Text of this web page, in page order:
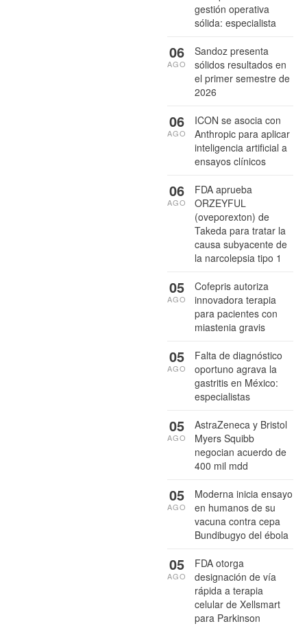
gestión operativa
sólida: especialista
Sandoz presenta
sólidos resultados en
el primer semestre de
2026
06
AGO
ICON se asocia con
Anthropic para aplicar
inteligencia artificial a
ensayos clínicos
06
AGO
FDA aprueba
ORZEYFUL
(oveporexton) de
Takeda para tratar la
causa subyacente de
la narcolepsia tipo 1
06
AGO
Cofepris autoriza
innovadora terapia
para pacientes con
miastenia gravis
05
AGO
Falta de diagnóstico
oportuno agrava la
gastritis en México:
especialistas
05
AGO
AstraZeneca y Bristol
Myers Squibb
negocian acuerdo de
400 mil mdd
05
AGO
Moderna inicia ensayo
en humanos de su
vacuna contra cepa
Bundibugyo del ébola
05
AGO
FDA otorga
designación de vía
rápida a terapia
celular de Xellsmart
para Parkinson
05
AGO